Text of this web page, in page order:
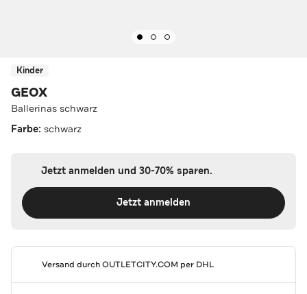
Kinder
GEOX
Ballerinas schwarz
Farbe: schwarz
Jetzt anmelden und 30-70% sparen.
Jetzt anmelden
Versand durchOUTLETCITY.COM per DHL